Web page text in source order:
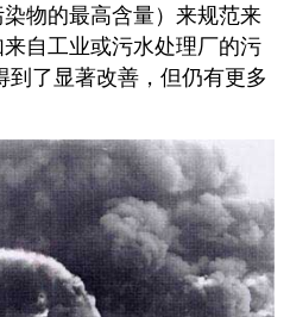
物的最高含量）来规范来
自工业或污水处理厂的污
到了显著改善，但仍有更多